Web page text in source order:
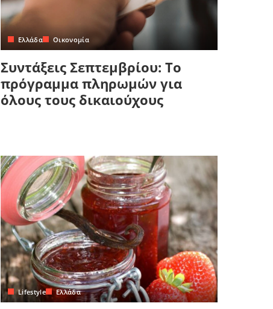
Ελλάδα Οικονομία
Συντάξεις Σεπτεμβρίου: Το
πρόγραμμα πληρωμών για
όλους τους δικαιούχους
Lifestyle Ελλάδα